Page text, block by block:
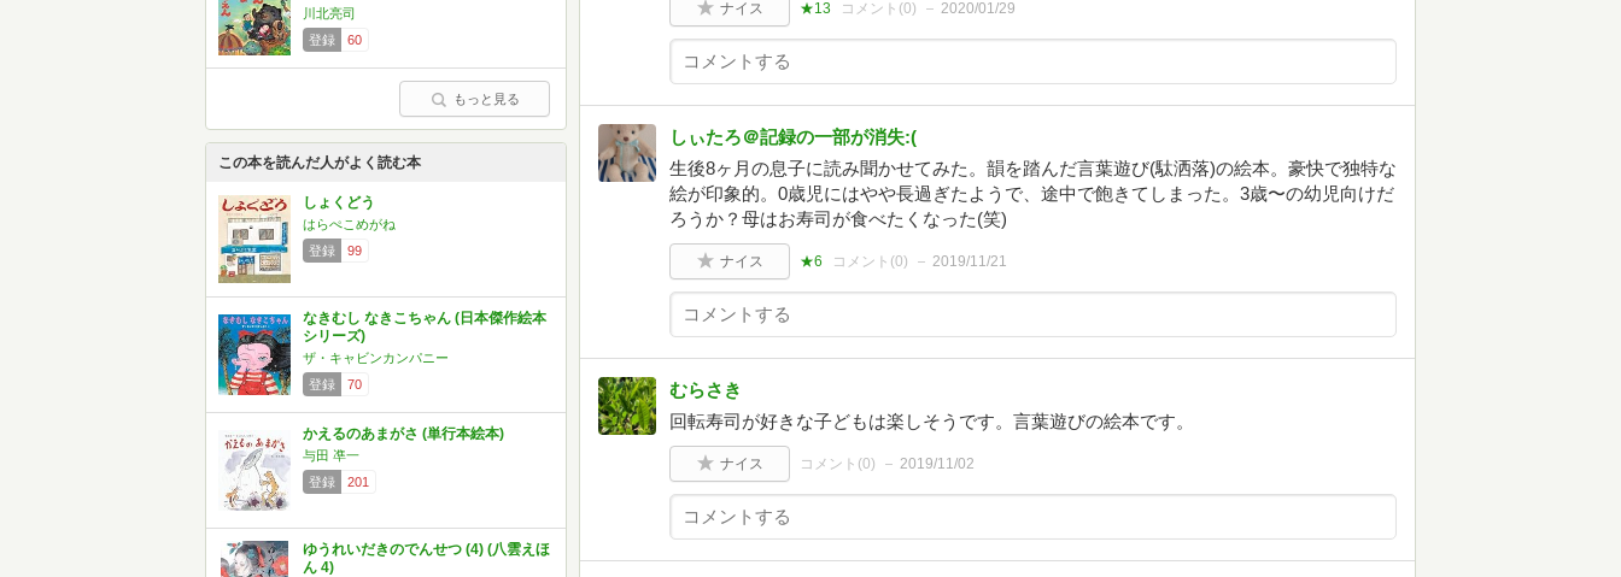
川北亮司
登録
60
もっと見る
この本を読んだ人がよく読む本
しょくどう
はらぺこめがね
登録
99
なきむし なきこちゃん (日本傑作絵本
シリーズ)
ザ・キャビンカンパニー
登録
70
かえるのあまがさ (単行本絵本)
与田 凖一
登録
201
ゆうれいだきのでんせつ (4) (八雲えほ
ん 4)
ナイス ★13 コメント(0) 2020/01/29
しぃたろ＠記録の一部が消失:(
生後8ヶ月の息子に読み聞かせてみた。韻を踏んだ言葉遊び(駄洒落)の絵本。豪快で独特な
絵が印象的。0歳児にはやや長過ぎたようで、途中で飽きてしまった。3歳〜の幼児向けだ
ろうか？母はお寿司が食べたくなった(笑)
ナイス ★6 コメント(0) 2019/11/21
むらさき
回転寿司が好きな子どもは楽しそうです。言葉遊びの絵本です。
ナイス コメント(0) 2019/11/02